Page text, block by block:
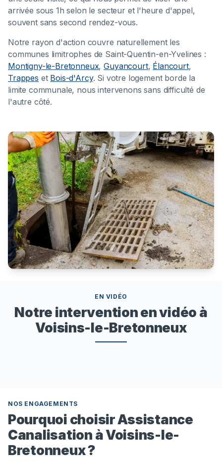
arrivée sous 1h selon le secteur et l'heure d'appel,
souvent sans second rendez-vous.
Notre rayon d'action couvre naturellement les
communes limitrophes de Saint-Quentin-en-Yvelines :
Montigny-le-Bretonneux,Guyancourt, Élancourt,
Trappes et Bois-d'Arcy. Si votre logement borde la
limite communale, nous intervenons sans difficulté de
l'autre côté.
EN VIDÉO
Notre intervention en vidéo à
Voisins-le-Bretonneux
NOS ENGAGEMENTS
Pourquoi choisir Assistance
Canalisation à Voisins-le-
Bretonneux ?